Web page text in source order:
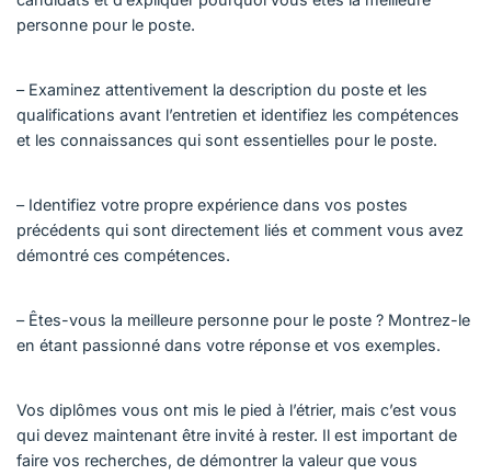
personne pour le poste.
– Examinez attentivement la description du poste et les
qualifications avant l’entretien et identifiez les compétences
et les connaissances qui sont essentielles pour le poste.
– Identifiez votre propre expérience dans vos postes
précédents qui sont directement liés et comment vous avez
démontré ces compétences.
– Êtes-vous la meilleure personne pour le poste ? Montrez-le
en étant passionné dans votre réponse et vos exemples.
Vos diplômes vous ont mis le pied à l’étrier, mais c’est vous
qui devez maintenant être invité à rester. Il est important de
faire vos recherches, de démontrer la valeur que vous